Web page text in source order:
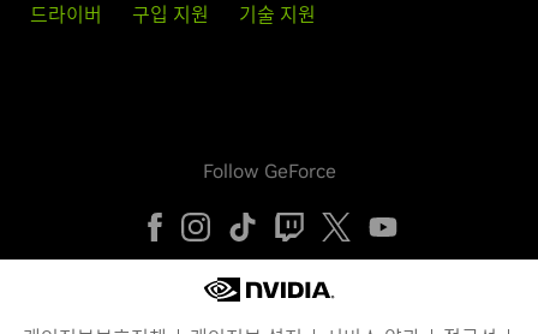
드라이버 구입 지원 기술 지원
Follow GeForce